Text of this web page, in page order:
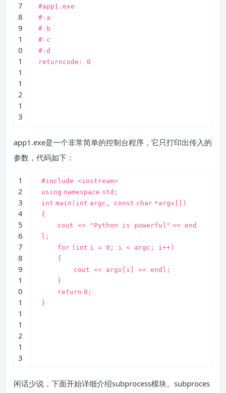
7
8
9
1
0
1
1
1
2
1
3
#app1.exe
#-a
#-b
#-c
#-d
returncode: 0
app1.exe是一个非常简单的控制台程序，它只打印出传入的
参数，代码如下：
1
2
3
4
5
6
7
8
9
1
0
1
1
1
2
1
3
#include <iostream>
using namespace std;
int main( int argc, const char *argv[])
{
cout <<
"Python is powerful" << end
l;
for ( int i = 0; i < argc; i++)
{
cout << argv[i] << endl;
}
return 0;
}
闲话少说，下面开始详细介绍subprocess模块。subproces